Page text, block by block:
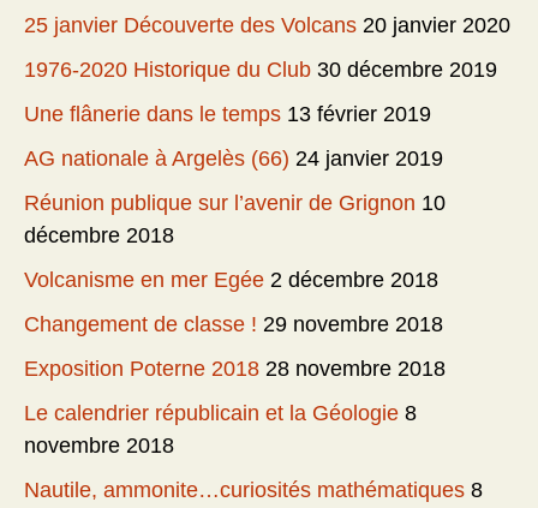
25 janvier Découverte des Volcans 20 janvier 2020
1976-2020 Historique du Club 30 décembre 2019
Une flânerie dans le temps 13 février 2019
AG nationale à Argelès (66) 24 janvier 2019
Réunion publique sur l’avenir de Grignon 10
décembre 2018
Volcanisme en mer Egée 2 décembre 2018
Changement de classe ! 29 novembre 2018
Exposition Poterne 2018 28 novembre 2018
Le calendrier républicain et la Géologie 8
novembre 2018
Nautile, ammonite…curiosités mathématiques 8